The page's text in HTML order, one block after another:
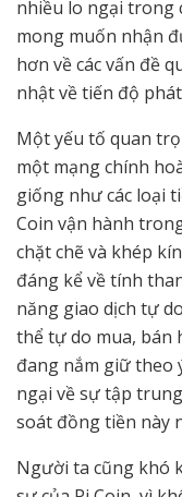
nhiều lo ngại trong
mong muốn nhận
hơn về các vấn đề
nhật về tiến độ
Một yếu tố quan
một mạng chính
giống như các loại
Coin vận hành
chặt chẽ và khép
đáng kể về tính
năng giao dịch tự
thể tự do mua, bán
đang nắm giữ theo
ngại về sự tập
soát đồng tiền này
Người ta cũng khó